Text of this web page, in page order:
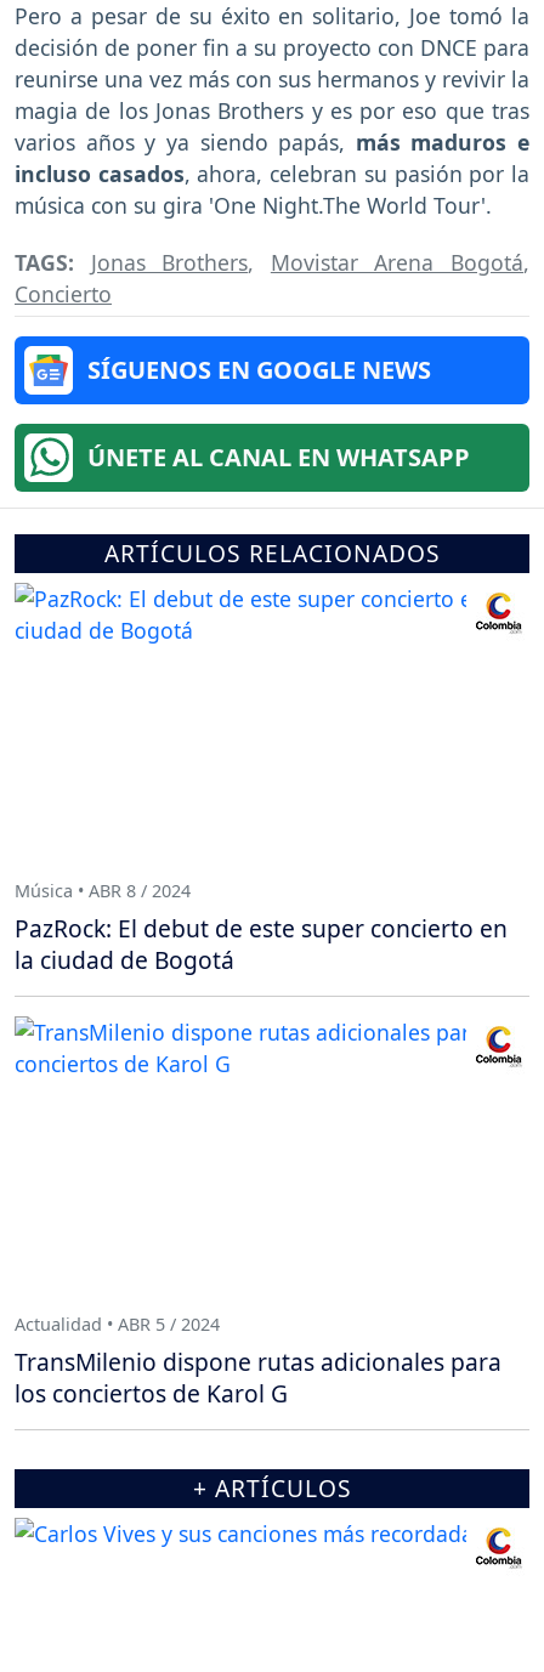
Pero a pesar de su éxito en solitario, Joe tomó la
decisión de poner fin a su proyecto con DNCE para
reunirse una vez más con sus hermanos y revivir la
magia de los Jonas Brothers y es por eso que tras
varios años y ya siendo papás, más maduros e
incluso casados, ahora, celebran su pasión por la
música con su gira 'One Night.The World Tour'.
TAGS: Jonas Brothers, Movistar Arena Bogotá,
Concierto
SÍGUENOS EN GOOGLE NEWS
ÚNETE AL CANAL EN WHATSAPP
ARTÍCULOS RELACIONADOS
Música • ABR 8 / 2024
PazRock: El debut de este super concierto en
la ciudad de Bogotá
Actualidad • ABR 5 / 2024
TransMilenio dispone rutas adicionales para
los conciertos de Karol G
+ ARTÍCULOS